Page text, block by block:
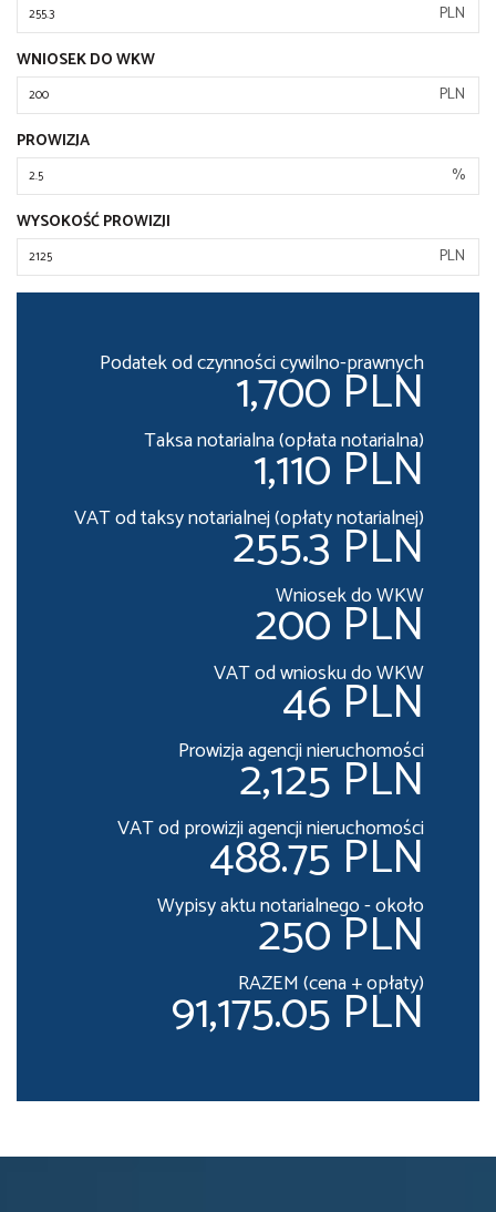
PLN
WNIOSEK DO WKW
PLN
PROWIZJA
%
WYSOKOŚĆ PROWIZJI
PLN
Podatek od czynności cywilno-prawnych
1,700 PLN
Taksa notarialna (opłata notarialna)
1,110 PLN
VAT od taksy notarialnej (opłaty notarialnej)
255.3 PLN
Wniosek do WKW
200 PLN
VAT od wniosku do WKW
46 PLN
Prowizja agencji nieruchomości
2,125 PLN
VAT od prowizji agencji nieruchomości
488.75 PLN
Wypisy aktu notarialnego - około
250 PLN
RAZEM (cena + opłaty)
91,175.05 PLN